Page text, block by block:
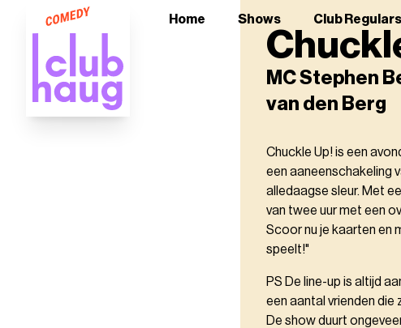
Home Shows Club Regulars
MC Stephen
van den Berg
Chuckle Up! is een
een aaneenschakeling
alledaagse sleur. Met
van twee uur met een
Scoor nu je kaarten en
speelt!"
PS De line-up is altijd
een aantal vrienden die
De show duurt